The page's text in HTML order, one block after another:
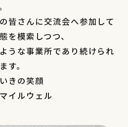
皆さんに交流会へ参加して
を模索しつつ、
うな事業所であり続けられ
す。
きの笑顔
イルウェル